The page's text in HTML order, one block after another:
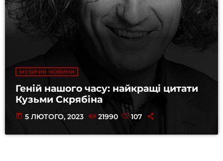
МУЗИЧНІ НОВИНИ
Геній нашого часу: найкращі цитати
Кузьми Скрябіна
today 5 ЛЮТОГО, 2023 21990 107